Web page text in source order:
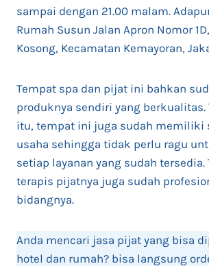
sampai dengan 21.00 malam.
Rumah Susun Jalan Apron Nomor 1D,
Kosong, Kecamatan Kemayoran,
Tempat spa dan pijat ini bahkan
produknya sendiri yang berkualitas.
itu, tempat ini juga sudah memiliki
usaha sehingga tidak perlu ragu
setiap layanan yang sudah tersedia.
terapis pijatnya juga sudah
bidangnya.
Anda mencari jasa pijat yang bisa
hotel dan rumah? bisa langsung